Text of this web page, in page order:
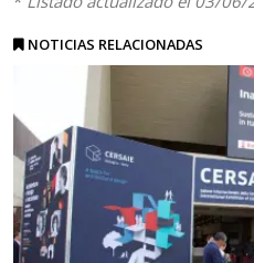
NOTICIAS RELACIONADAS